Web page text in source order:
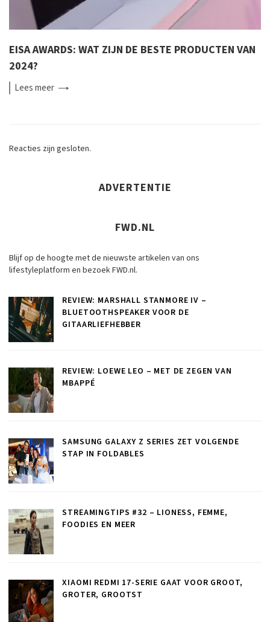
EISA AWARDS: WAT ZIJN DE BESTE PRODUCTEN VAN
2024?
Leesmeer
Reacties zijn gesloten.
ADVERTENTIE
FWD.NL
Blijf op de hoogte met de nieuwste artikelen van ons
lifestyleplatform en bezoek FWD.nl.
REVIEW: MARSHALL STANMORE IV –
BLUETOOTHSPEAKER VOOR DE
GITAARLIEFHEBBER
REVIEW: LOEWE LEO – MET DE ZEGEN VAN
MBAPPÉ
SAMSUNG GALAXY Z SERIES ZET VOLGENDE
STAP IN FOLDABLES
STREAMINGTIPS #32 – LIONESS, FEMME,
FOODIES EN MEER
XIAOMI REDMI 17-SERIE GAAT VOOR GROOT,
GROTER, GROOTST